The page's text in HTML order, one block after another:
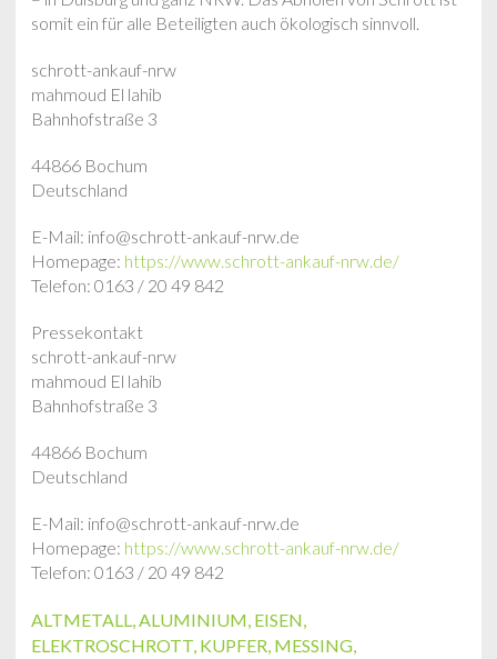
somit ein für alle Beteiligten auch ökologisch sinnvoll.
schrott-ankauf-nrw
mahmoud El lahib
Bahnhofstraße 3
44866 Bochum
Deutschland
E-Mail: info@schrott-ankauf-nrw.de
Homepage: https://www.schrott-ankauf-nrw.de/
Telefon: 0163 / 20 49 842
Pressekontakt
schrott-ankauf-nrw
mahmoud El lahib
Bahnhofstraße 3
44866 Bochum
Deutschland
E-Mail: info@schrott-ankauf-nrw.de
Homepage: https://www.schrott-ankauf-nrw.de/
Telefon: 0163 / 20 49 842
ALTMETALL,ALUMINIUM, EISEN,
ELEKTROSCHROTT, KUPFER, MESSING,